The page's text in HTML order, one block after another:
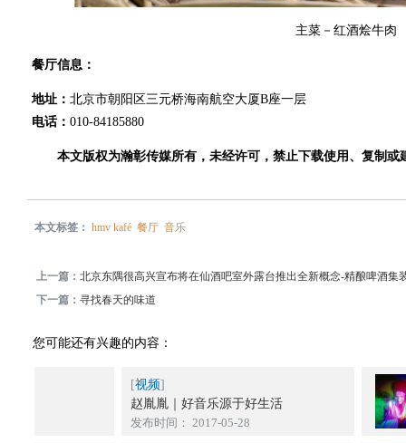
主菜－红酒烩牛肉
餐厅信息：
地址：北京市朝阳区三元桥海南航空大厦B座一层
电话：010-84185880
本文版权为瀚彰传媒所有，未经许可，禁止下载使用、复制或
本文标签：hmv kafé 餐厅 音乐
上一篇：北京东隅很高兴宣布将在仙酒吧室外露台推出全新概念-精酿啤酒集
下一篇：寻找春天的味道
您可能还有兴趣的内容：
[视频]
赵胤胤｜好音乐源于好生活
发布时间： 2017-05-28